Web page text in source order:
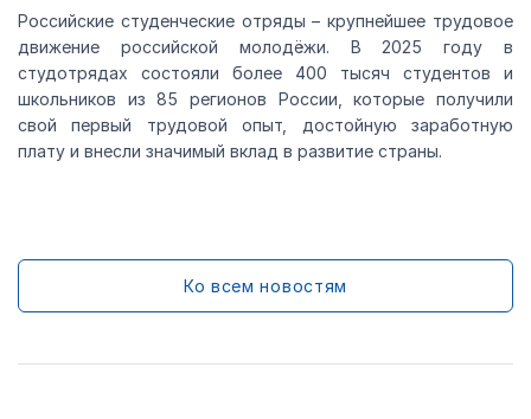
Российские студенческие отряды – крупнейшее трудовое
движение российской молодёжи. В 2025 году в
студотрядах состояли более 400 тысяч студентов и
школьников из 85 регионов России, которые получили
свой первый трудовой опыт, достойную заработную
плату и внесли значимый вклад в развитие страны.
Ко всем новостям